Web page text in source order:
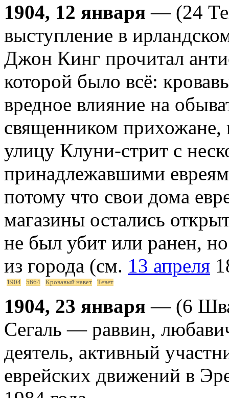
1904, 12 января — (24
выступление в
Джон Кинг прочитал
которой было всё:
вредное влияние на
священником прихожане,
улицу Клуни-стрит с
принадлежавшими
потому что свои дома
магазины остались
не был убит или ранен,
из города (см. 13 апреля
1904 5664 Кровавый навет Тевет
1904, 23 января — (6
Сегаль — раввин,
деятель, активный
еврейских движений в